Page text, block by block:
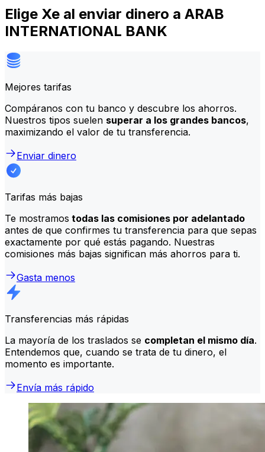
Elige Xe al enviar dinero a ARAB
INTERNATIONAL BANK
Mejores tarifas
Compáranos con tu banco y descubre los ahorros.
Nuestros tipos suelen superar a los grandes bancos,
maximizando el valor de tu transferencia.
Enviar dinero
Tarifas más bajas
Te mostramos todas las comisiones por adelantado
antes de que confirmes tu transferencia para que sepas
exactamente por qué estás pagando. Nuestras
comisiones más bajas significan más ahorros para ti.
Gasta menos
Transferencias más rápidas
La mayoría de los traslados se completan el mismo día.
Entendemos que, cuando se trata de tu dinero, el
momento es importante.
Envía más rápido